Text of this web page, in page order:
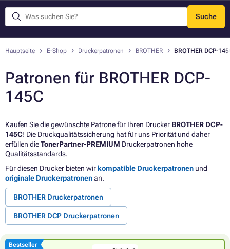
Suche
Menü
Hauptseite E-Shop Druckerpatronen BROTHER BROTHER DCP-
Patronen für BROTHER DCP-
145C
Kaufen Sie die gewünschte Patrone für Ihren Drucker BROTHER DCP-
145C! Die Druckqualitätssicherung hat für uns Priorität und daher
erfüllen dieTonerPartner-PREMIUM Druckerpatronen hohe
Qualitätsstandards.
Für diesen Drucker bieten wir kompatible Druckerpatronen und
originale Druckerpatronenan.
BROTHER Druckerpatronen
BROTHER DCP Druckerpatronen
Bestseller